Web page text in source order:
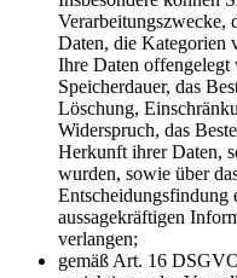
Verarbeitungszwecke,
Daten, die Kategorien
Ihre Daten offengelegt
Speicherdauer, das
Löschung,
Widerspruch, das
Herkunft ihrer Daten,
wurden, sowie über
aussagekräftigen
verlangen;
gemäß Art. 16